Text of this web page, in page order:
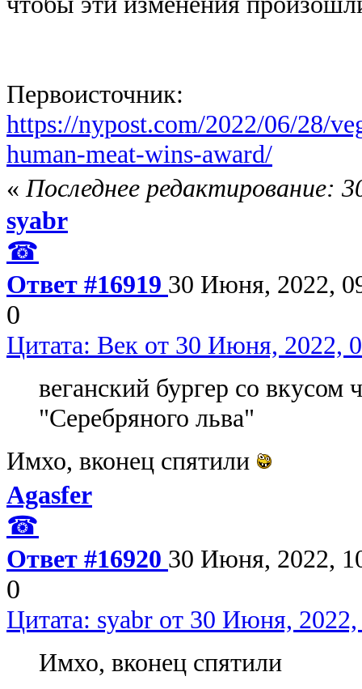
Первоисточник:
https://nypost.com/2022/06/28/
human-meat-wins-award/
« Последнее редактирование:
syabr
☎
Ответ #16919 30 Июня, 2022,
0
Цитата: Век от 30 Июня, 2022,
веганский бургер со вкусом
"Серебряного льва"
Имхо, вконец спятили
Agasfer
☎
Ответ #16920 30 Июня, 2022,
0
Цитата: syabr от 30 Июня,
Имхо, вконец спятили